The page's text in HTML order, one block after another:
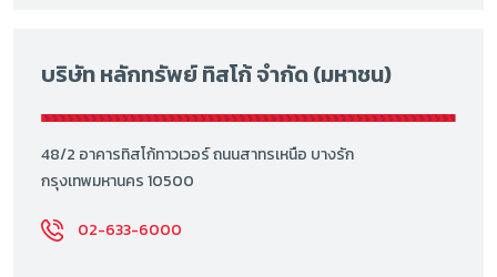
บริษัท หลักทรัพย์ ทิสโก้ จำกัด (มหาชน)
48/2 อาคารทิสโก้ทาวเวอร์ ถนนสาทรเหนือ บางรัก
กรุงเทพมหานคร 10500
02-633-6000